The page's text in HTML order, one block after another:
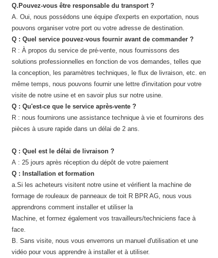
Q.Pouvez-vous être responsable du transport ?
A. Oui, nous possédons une équipe d'experts en exportation, nous
pouvons organiser votre port ou votre adresse de destination.
Q : Quel service pouvez-vous fournir avant de commander ?
R : À propos du service de pré-vente, nous fournissons des
solutions professionnelles en fonction de vos demandes, telles que
la conception, les paramètres techniques, le flux de livraison, etc. en
même temps, nous pouvons fournir une lettre d'invitation pour votre
visite de notre usine et en savoir plus sur notre usine.
Q : Qu'est-ce que le service après-vente ?
R : nous fournirons une assistance technique à vie et fournirons des
pièces à usure rapide dans un délai de 2 ans.
Q : Quel est le délai de livraison ?
A : 25 jours après réception du dépôt de votre paiement
Q : Installation et formation
a.Si les acheteurs visitent notre usine et vérifient la machine de
formage de rouleaux de panneaux de toit R BPR AG, nous vous
apprendrons comment installer et utiliser la
Machine, et formez également vos travailleurs/techniciens face à
face.
B. Sans visite, nous vous enverrons un manuel d'utilisation et une
vidéo pour vous apprendre à installer et à utiliser.